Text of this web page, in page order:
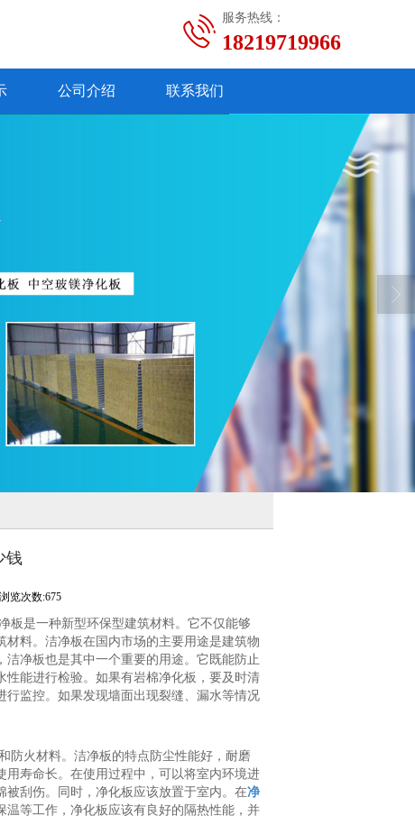
服务热线：
18219719966
公司介绍 联系我们
钱
浏览次数:675
板是一种新型环保型建筑材料。它不仅能够
料。洁净板在国内市场的主要用途是建筑物
净板也是其中一个重要的用途。它既能防止
性能进行检验。如果有岩棉净化板，要及时清
监控。如果发现墙面出现裂缝、漏水等情况
防火材料。洁净板的特点防尘性能好，耐磨
寿命长。在使用过程中，可以将室内环境进
刮伤。同时，净化板应该放置于室内。在净
等工作，净化板应该有良好的隔热性能，并